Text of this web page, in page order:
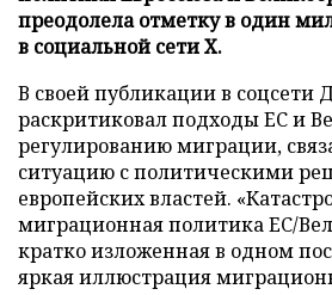
преодолела отметку в один
в социальной сети X.
В своей публикации в соцсети
раскритиковал подходы ЕС и
регулированию миграции,
ситуацию с политическими
европейских властей.
миграционная политика ЕС/
кратко изложенная в одном
яркая иллюстрация